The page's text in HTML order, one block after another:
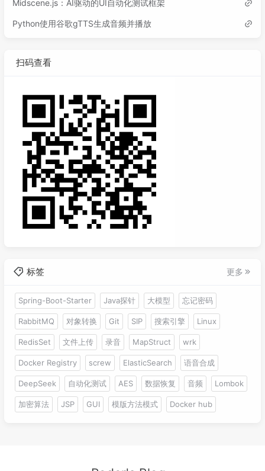
Midscene.js：AI驱动的UI自动化测试框架
Python使用谷歌gTTS生成音频并播放
扫码查看
标签 更多
Spring-Boot-Starter Java探针 大模型 忘记密码
RabbitMQ 对象转换 Git SIP 搜索引擎 Linux
RedisSet 文件上传 录音 MapStruct wrk
Docker Registry screw ElasticSearch 语音合成
DeepSeek 自动化测试 AES 数据恢复 音频 Lombok
加密算法 JSP GUI 模版方法模式 Docker hub